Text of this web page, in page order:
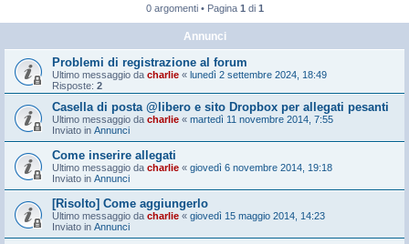
0 argomenti • Pagina 1 di 1
Annunci
Problemi di registrazione al forum
Ultimo messaggio da charlie « lunedì 2 settembre 2024, 18:49
Risposte: 2
Casella di posta @libero e sito Dropbox per allegati pesanti
Ultimo messaggio da charlie « martedì 11 novembre 2014, 7:55
Inviato in Annunci
Come inserire allegati
Ultimo messaggio da charlie « giovedì 6 novembre 2014, 19:18
Inviato in Annunci
[Risolto] Come aggiungerlo
Ultimo messaggio da charlie « giovedì 15 maggio 2014, 14:23
Inviato in Annunci